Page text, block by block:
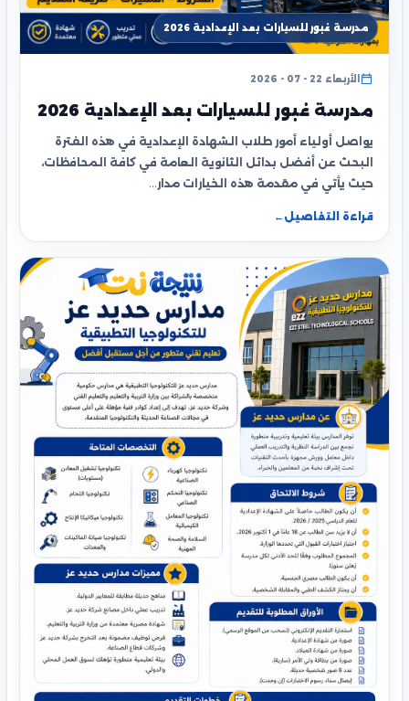
مدرسة غبور للسيارات بعد الإعدادية 2026
الأربعاء 22 - 07 - 2026
مدرسة غبور للسيارات بعد الإعدادية 2026
يواصل أولياء أمور طلاب الشهادة الإعدادية في هذه الفترة
البحث عن أفضل بدائل الثانوية العامة في كافة المحافظات،
حيث يأتي في مقدمة هذه الخيارات مدار…
قراءة التفاصيل ←